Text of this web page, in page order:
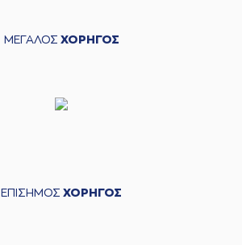
ΜΕΓΑΛΟΣ ΧΟΡΗΓΟΣ
ΕΠΙΣΗΜΟΣ ΧΟΡΗΓΟΣ